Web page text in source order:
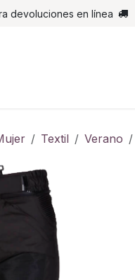
devoluciones en línea
Textil Verano